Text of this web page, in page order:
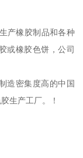
产橡胶制品和各种
或橡胶色饼，公司
造密集度高的中国
生产工厂。！